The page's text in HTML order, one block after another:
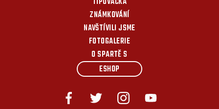
ZNÁMKOVÁNÍ
NAVŠTÍVILI JSME
FOTOGALERIE
O SPARTĚ S
ESHOP